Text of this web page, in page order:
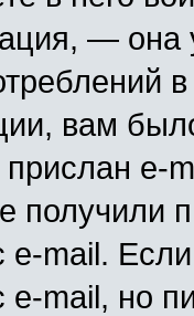
—
вам
e-
получили
e-mail.
mail, но